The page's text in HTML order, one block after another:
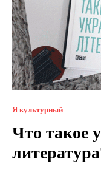
Я культурный
Что такое